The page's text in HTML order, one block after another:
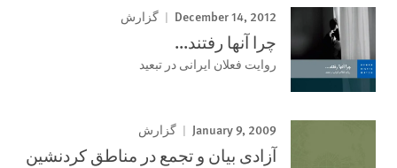
December 14, 2012 گزارش
چرا آنھا رفتند...
روايت فعلان ايرانی در تبعيد
January 9, 2009 گزارش
آزادی بيان و تجمع در مناطق کردنشين